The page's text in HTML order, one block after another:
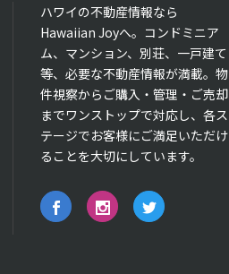
ハワイの不動産情報なら
Hawaiian Joyへ。コンドミニア
ム、マンション、別荘、一戸建て
等、必要な不動産情報が満載。物
件視察からご購入・管理・ご売却
までワンストップで対応し、各ス
テージでお客様にご満足いただけ
ることを大切にしています。